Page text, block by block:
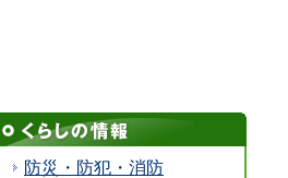
防災・防犯・消防